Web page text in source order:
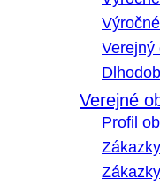
Verejný
Verejné
Profil